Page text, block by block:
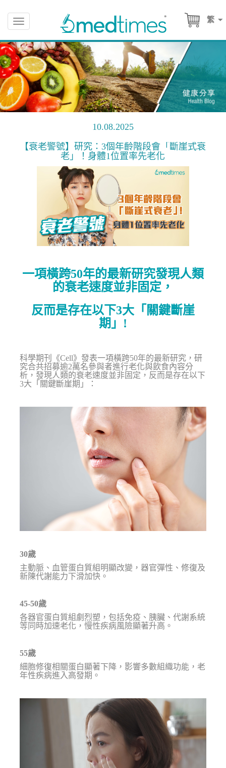
繁
Toggle
navigation
10.08.2025
【衰老警號】研究：3個年齡階段會「斷崖式衰
老」！身體1位置率先老化
一項橫跨50年的最新研究發現人類
的衰老速度並非固定，
反而是存在以下3大「關鍵斷崖
期」!
科學期刊《Cell》發表一項橫跨50年的最新研究，研
究合共招募逾2萬名參與者進行老化與飲食內容分
析，發現人類的衰老速度並非固定，反而是存在以下
3大「關鍵斷崖期」：
30歲
主動脈、血管蛋白質組明顯改變，器官彈性、修復及
新陳代謝能力下滑加快。
45-50歲
各器官蛋白質組劇烈塑，包括免疫、胰臟、代謝系統
等同時加速老化，慢性疾病風險顯著升高。
55歲
細胞修復相關蛋白顯著下降，影響多數組織功能，老
年性疾病進入高發期。